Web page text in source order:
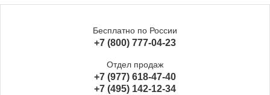
Бесплатно по России
+7 (800) 777-04-23
Отдел продаж
+7 (977) 618-47-40
+7 (495) 142-12-34